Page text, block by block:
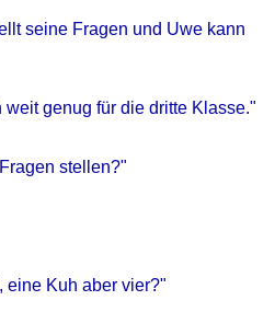
seine Fragen und Uwe kann
genug für die dritte Klasse."
stellen?"
eine Kuh aber vier?"